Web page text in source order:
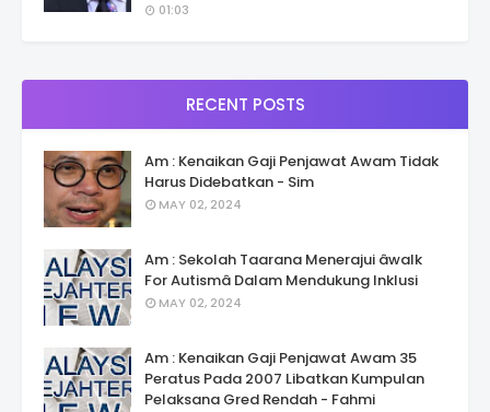
01:03
RECENT POSTS
Am : Kenaikan Gaji Penjawat Awam Tidak
Harus Didebatkan - Sim
MAY 02, 2024
Am : Sekolah Taarana Menerajui âwalk
For Autismâ Dalam Mendukung Inklusi
MAY 02, 2024
Am : Kenaikan Gaji Penjawat Awam 35
Peratus Pada 2007 Libatkan Kumpulan
Pelaksana Gred Rendah - Fahmi